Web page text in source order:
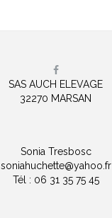
SAS AUCH ELEVAGE
32270 MARSAN
Sonia Tresbosc
soniahuchette@yahoo.fr
Tél : 06 31 35 75 45